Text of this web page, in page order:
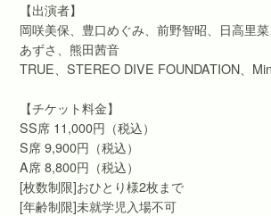
【出演者】
岡咲美保、豊口めぐみ、前野智昭、日高里
あずさ、熊田茜音
TRUE、STEREO DIVE FOUNDATION、
【チケット料金】
SS席 11,000円（税込）
S席 9,900円（税込）
A席 8,800円（税込）
[枚数制限]おひとり様2枚まで
[年齢制限]未就学児入場不可